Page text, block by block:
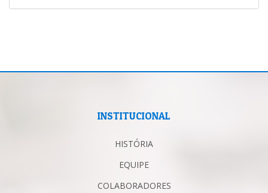
INSTITUCIONAL
HISTÓRIA
EQUIPE
COLABORADORES